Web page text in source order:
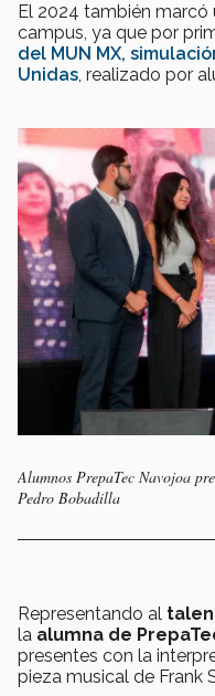
El 2024 también
campus, ya que por
del MUN MX,
Unidas, realizado por
Alumnos PrepaTec Navojoa
Pedro Bobadilla
Representando al
la alumna de
presentes con la
pieza musical de Frank